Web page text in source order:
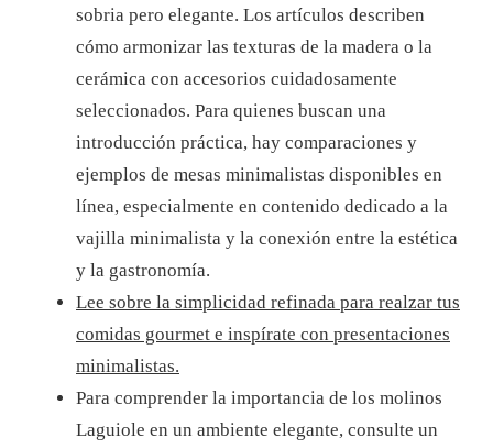
sobria pero elegante. Los artículos describen
cómo armonizar las texturas de la madera o la
cerámica con accesorios cuidadosamente
seleccionados. Para quienes buscan una
introducción práctica, hay comparaciones y
ejemplos de mesas minimalistas disponibles en
línea, especialmente en contenido dedicado a la
vajilla minimalista y la conexión entre la estética
y la gastronomía.
Lee sobre la simplicidad refinada para realzar tus
comidas gourmet e inspírate con presentaciones
minimalistas.
Para comprender la importancia de los molinos
Laguiole en un ambiente elegante, consulte un